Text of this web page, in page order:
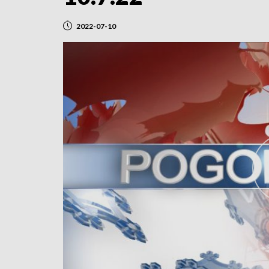
2022-07-10